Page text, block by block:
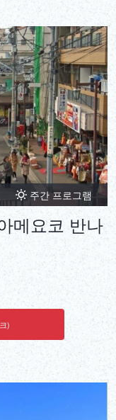
주간 프로그램
메요코 반나
)